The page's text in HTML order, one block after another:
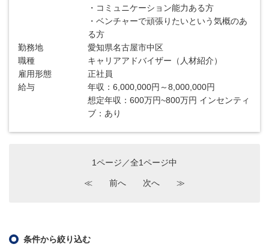
・コミュニケーション能力ある方
・ベンチャーで頑張りたいという気概のあ
る方
勤務地
愛知県名古屋市中区
職種
キャリアアドバイザー（人材紹介）
雇用形態
正社員
給与
年収：6,000,000円～8,000,000円
想定年収：600万円~800万円 インセンティ
ブ：あり
1ページ／全1ページ中
≪ 前へ 次へ ≫
条件から絞り込む